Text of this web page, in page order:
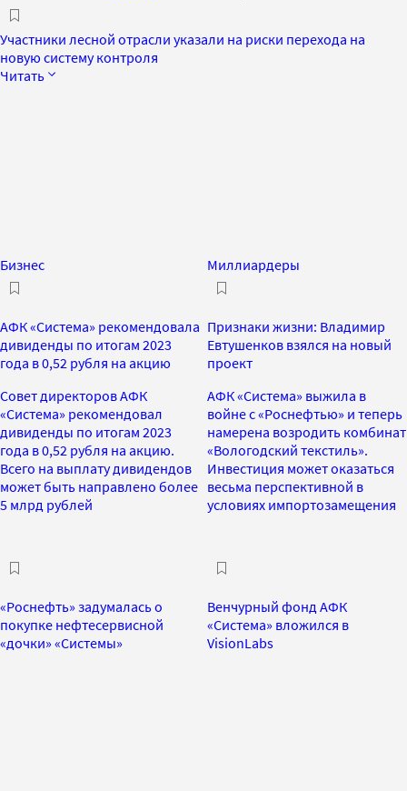
Участники лесной отрасли указали на риски перехода на
новую систему контроля
Читать
Бизнес
АФК «Система» рекомендовала
дивиденды по итогам 2023
года в 0,52 рубля на акцию
Совет директоров АФК
«Система» рекомендовал
дивиденды по итогам 2023
года в 0,52 рубля на акцию.
Всего на выплату дивидендов
может быть направлено более
5 млрд рублей
Миллиардеры
Признаки жизни: Владимир
Евтушенков взялся на новый
проект
АФК «Система» выжила в
войне с «Роснефтью» и теперь
намерена возродить комбинат
«Вологодский текстиль».
Инвестиция может оказаться
весьма перспективной в
условиях импортозамещения
«Роснефть» задумалась о
покупке нефтесервисной
«дочки» «Системы»
Венчурный фонд АФК
«Система» вложился в
VisionLabs